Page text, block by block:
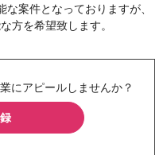
となっておりますが、
希望致します。
にアピールしませんか？